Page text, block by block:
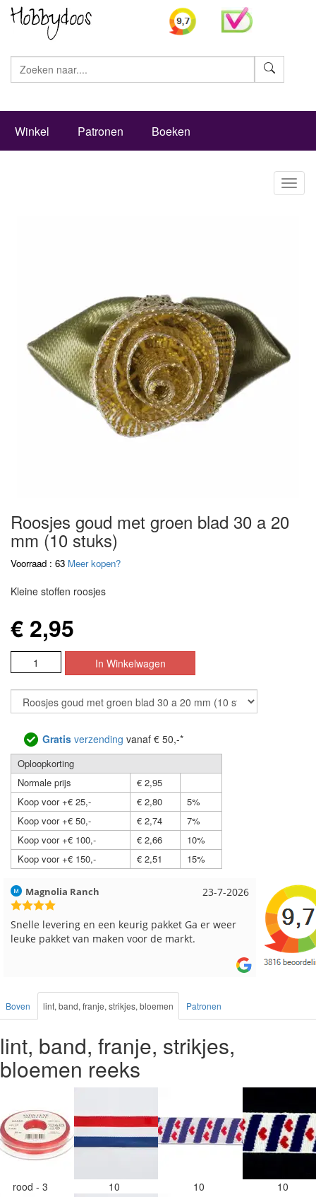
Winkel Patronen Boeken
Roosjes goud met groen blad 30 a 20
mm (10 stuks)
Voorraad : 63 Meer kopen?
Kleine stoffen roosjes
€ 2,95
Gratis verzending vanaf € 50,-*
Oploopkorting
Normale prijs
€ 2,95
Koop voor +€ 25,-
€ 2,80
5%
Koop voor +€ 50,-
€ 2,74
7%
Koop voor +€ 100,-
€ 2,66
10%
Koop voor +€ 150,-
€ 2,51 15%
23-7-2026
Ga er weer
17-7-
Hilde uit Loyers
Reeds meerdere keren breigaren en
besteld, altijd heel tevreden over de service.
Boven lint, band, franje, strikjes, bloemen Patronen
lint, band, franje, strikjes,
bloemen reeks
rood - 3 10 10 10